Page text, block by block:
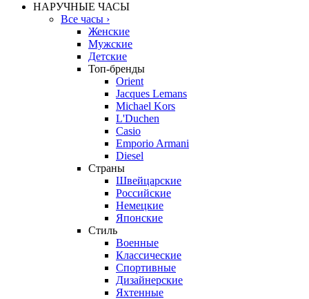
НАРУЧНЫЕ ЧАСЫ
Все часы ›
Женские
Мужские
Детские
Топ-бренды
Orient
Jacques Lemans
Michael Kors
L'Duchen
Casio
Emporio Armani
Diesel
Страны
Швейцарские
Российские
Немецкие
Японские
Стиль
Военные
Классические
Спортивные
Дизайнерские
Яхтенные